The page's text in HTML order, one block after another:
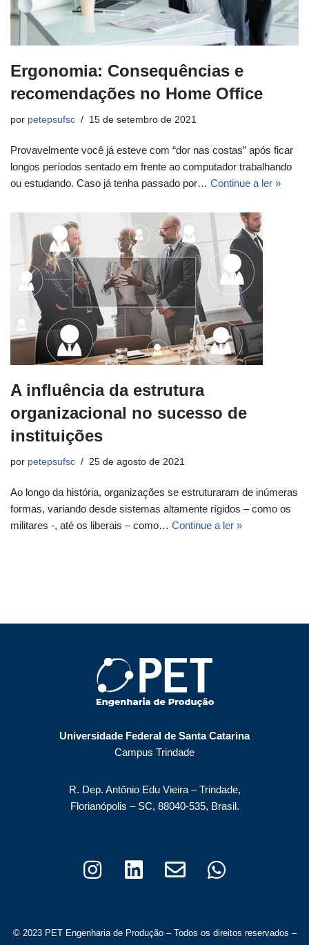
Ergonomia: Consequências e
recomendações no Home Office
por petepsufsc 15 de setembro de 2021
Provavelmente você já esteve com “dor nas costas” após ficar
longos períodos sentado em frente ao computador trabalhando
ou estudando. Caso já tenha passado por… Continue a ler »
A influência da estrutura
organizacional no sucesso de
instituições
por petepsufsc 25 de agosto de 2021
Ao longo da história, organizações se estruturaram de inúmeras
formas, variando desde sistemas altamente rígidos – como os
militares -, até os liberais – como… Continue a ler »
Universidade Federal de Santa Catarina
Campus Trindade
R. Dep. Antônio Edu Vieira – Trindade,
Florianópolis – SC, 88040-535, Brasil.
© 2023 PET Engenharia de Produção – Todos os direitos reservados –